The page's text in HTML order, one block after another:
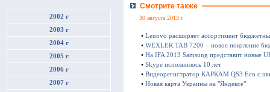
2002 г
2003 г
2004 г
2005 г
2006 г
2007 г
Смотрите также
30 августа 2013 г
• Lenovo расширяет ассортимент
• WEXLER.TAB 7200 – новое поколение
• На IFA 2013 Samsung представит новые
• Skype исполнилось 10 лет
• Видеорегистратор КАРКАМ QS3 Eco с
• Новая карта Украины на "Яндексе"